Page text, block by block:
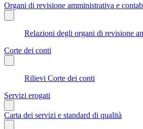
Organi di revisione amministrativa e
Relazioni degli organi di revisione
Corte dei conti
Rilievi Corte dei conti
Servizi erogati
Carta dei servizi e standard di qualità